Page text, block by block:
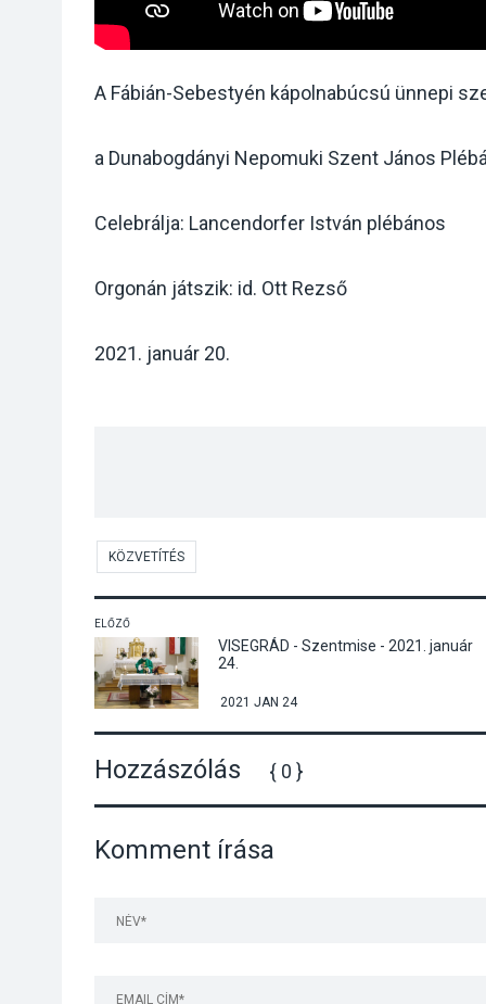
A Fábián-Sebestyén kápolnabúcsú ünnepi
a Dunabogdányi Nepomuki Szent János
Celebrálja: Lancendorfer István plébános
Orgonán játszik: id. Ott Rezső
2021. január 20.
KÖZVETÍTÉS
ELŐZŐ
VISEGRÁD - Szentmise - 2021. január
24.
2021 JAN 24
Hozzászólás { 0 }
Komment írása